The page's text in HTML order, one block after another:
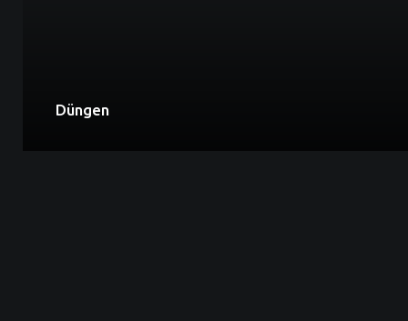
Düngen